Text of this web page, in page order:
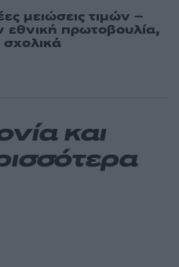
μειώσεις τιμών –
εθνική πρωτοβουλία,
και